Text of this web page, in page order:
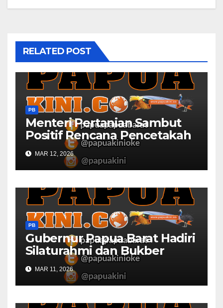
RELATED POST
PB
Menteri Pertanian Sambut
Positif Rencana Pencetakah
Sawah dan Ladang di Papua
Barat
MAR 12, 2026
PB
Gubernur Papua Barat Hadiri
Silaturahmi dan Bukber
Bersama DPR RI dan
Mendagri di IPDN
MAR 11, 2026